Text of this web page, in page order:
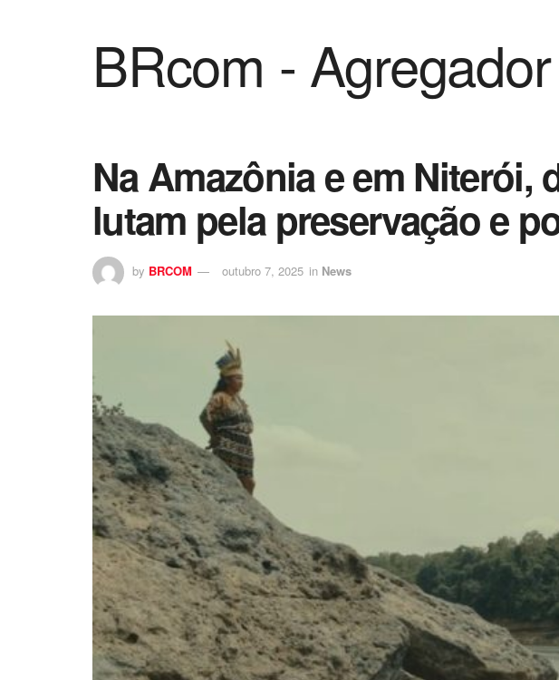
BRcom -
Na Amazônia e em
lutam pela preservação e
by BRCOM outubro 7, 2025 in News